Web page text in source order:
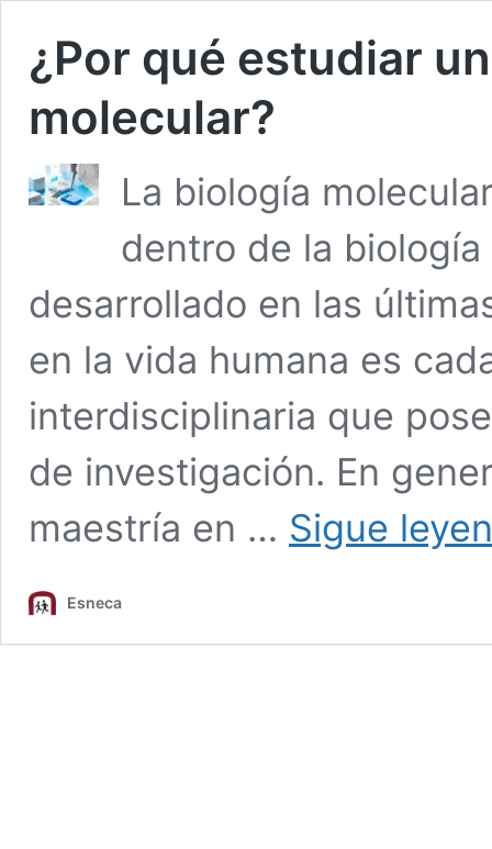
¿Por qué estudiar
molecular?
La biología
dentro de la
desarrollado en las
en la vida humana es
interdisciplinaria que
de investigación. En
maestría en … Sigue
Esneca